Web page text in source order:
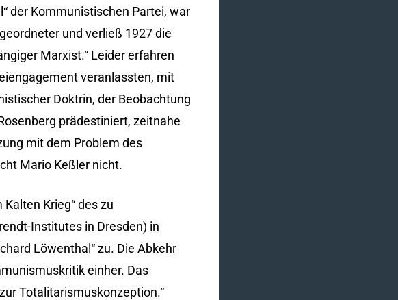
der Kommunistischen Partei, war
und verließ 1927 die
Marxist.“ Leider erfahren
veranlassten, mit
Doktrin, der Beobachtung
prädestiniert, zeitnahe
mit dem Problem des
Mario Keßler nicht.
Krieg“ des zu
Institutes in Dresden) in
Löwenthal“ zu. Die Abkehr
einher. Das
Totalitarismuskonzeption.“